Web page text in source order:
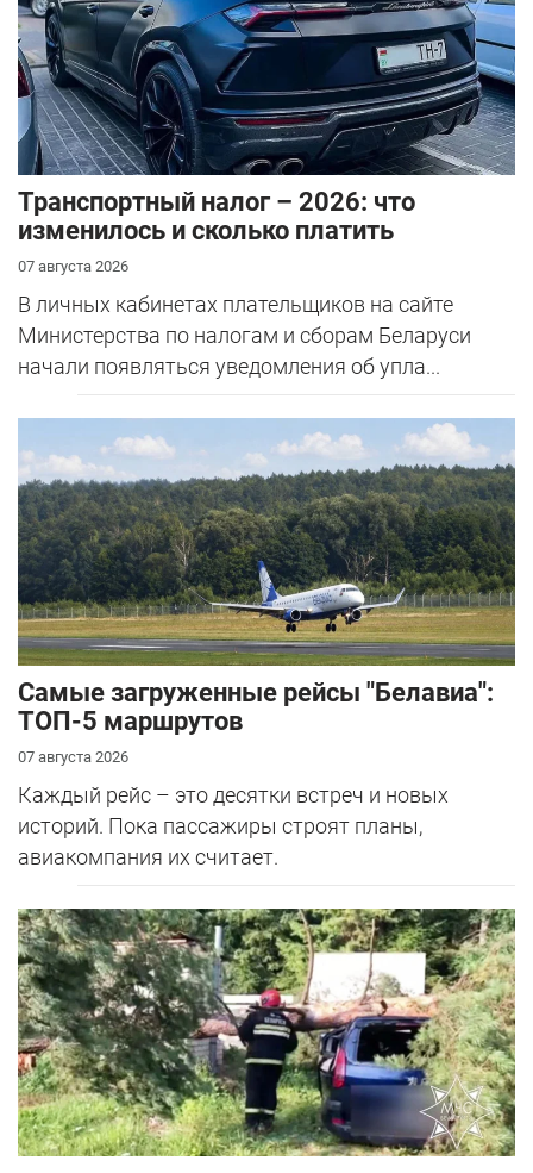
Транспортный налог – 2026: что
изменилось и сколько платить
07 августа 2026
В личных кабинетах плательщиков на сайте
Министерства по налогам и сборам Беларуси
начали появляться уведомления об упла...
Самые загруженные рейсы "Белавиа":
ТОП-5 маршрутов
07 августа 2026
Каждый рейс – это десятки встреч и новых
историй. Пока пассажиры строят планы,
авиакомпания их считает.